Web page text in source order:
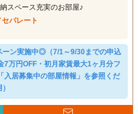
スペース充実のお部屋♪
パレート
ン実施中◎（7/1～9/30までの申込
7万円OFF・初月家賃最大1ヶ月分フ
居募集中の部屋情報」を参照くだ